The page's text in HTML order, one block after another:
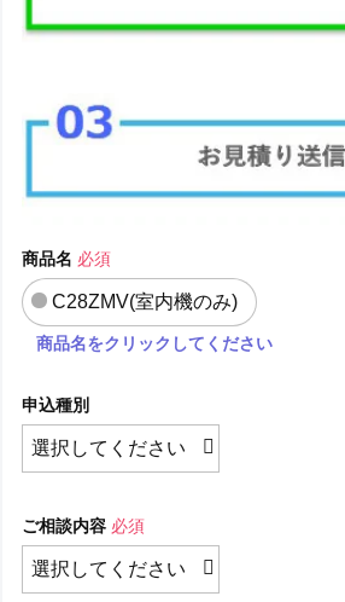
商品名 必須
C28ZMV(室内機のみ)
商品名をクリックしてください
申込種別
ご相談内容 必須